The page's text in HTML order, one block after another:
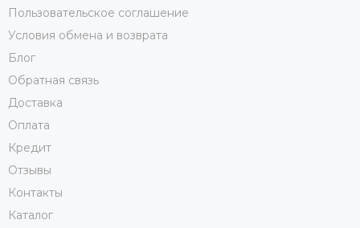
Пользовательское соглашение
Условия обмена и возврата
Блог
Обратная связь
Доставка
Оплата
Кредит
Отзывы
Контакты
Каталог